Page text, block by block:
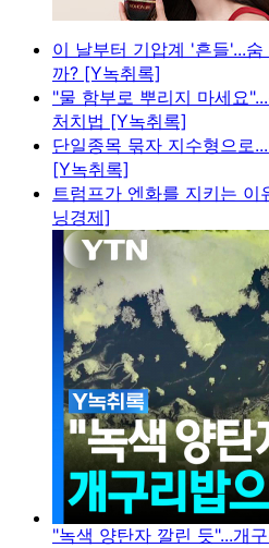
이 날부터 기압계 '흔들'...
까? [Y녹취록]
"물 함부로 뿌리지 마세요
처치법 [Y녹취록]
단일종목 묶자 지수형으로
[Y녹취록]
트럼프가 엔화를 지키는
닝경제]
"녹색 양탄자 깔린 듯"...개